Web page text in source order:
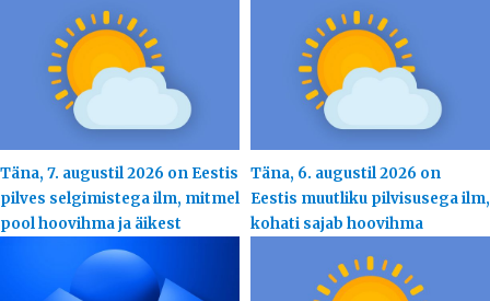
Täna, 7. augustil 2026 on Eestis
pilves selgimistega ilm, mitmel
pool hoovihma ja äikest
Täna, 6. augustil 2026 on
Eestis muutliku pilvisusega ilm,
kohati sajab hoovihma